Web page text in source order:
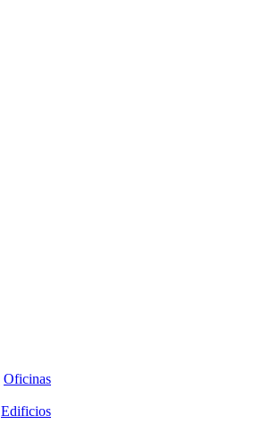
Oficinas
Edificios